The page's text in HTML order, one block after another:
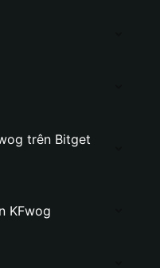
trên Bitget
KFwog